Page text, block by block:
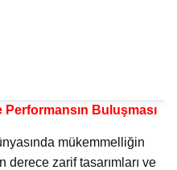
Buluşması
mükemmelliğin
zarif tasarımları ve